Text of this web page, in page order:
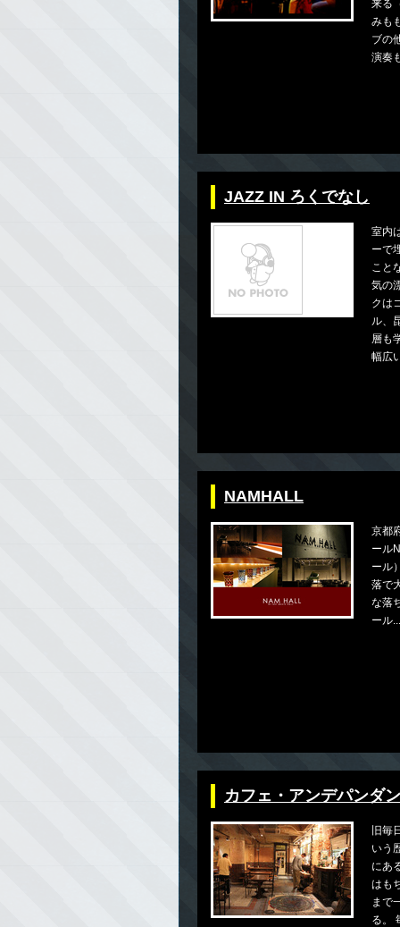
来る
みも
ブの
演奏
JAZZ IN ろくでなし
室内
ーで
こと
気の
クは
ル、
層も
幅広
NAMHALL
京都
ール
ール
落で
な落
ール...
カフェ・アンデパンダン
旧毎
いう
にあ
はも
まで
る。